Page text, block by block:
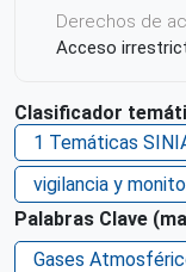
Derechos de
Acceso
Clasificador
1 Temáticas
vigilancia y
Palabras Clave
Gases